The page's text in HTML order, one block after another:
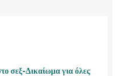
σεξ-Δικαίωμα για όλες